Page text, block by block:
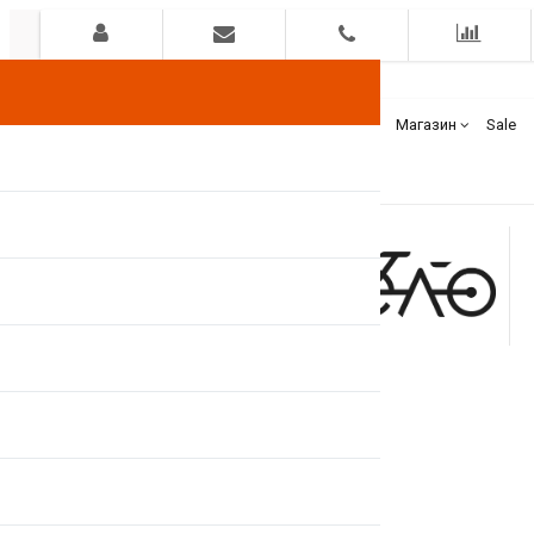
Гарантия Оплата Доставка Бренды Магазин Sale